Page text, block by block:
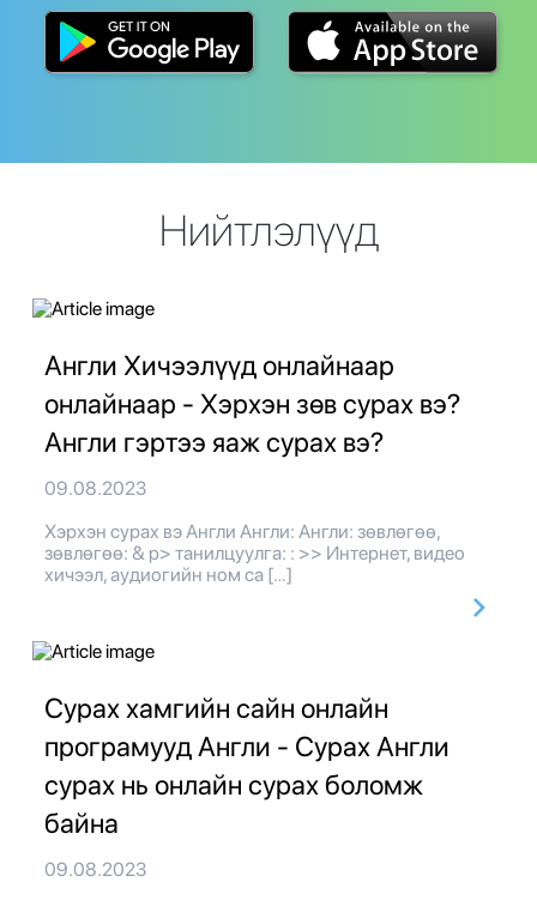
Нийтлэлүүд
Англи Хичээлүүд онлайнаар
онлайнаар - Хэрхэн зөв сурах вэ?
Англи гэртээ яаж сурах вэ?
09.08.2023
Хэрхэн сурах вэ Англи Англи: Англи: зөвлөгөө,
зөвлөгөө: & p> танилцуулга: : >> Интернет, видео
хичээл, аудиогийн ном са […]
Сурах хамгийн сайн онлайн
програмууд Англи - Сурах Англи
сурах нь онлайн сурах боломж
байна
09.08.2023